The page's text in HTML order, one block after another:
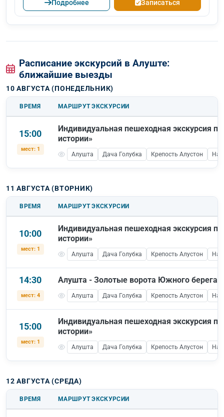
Подробнее Записаться
Расписание экскурсий в Алуште:
ближайшие выезды
10 АВГУСТА (ПОНЕДЕЛЬНИК)
ВРЕМЯ МАРШРУТ ЭКСКУРСИИ
15:00
мест: 1
Индивидуальная пешеходная экскурсия
истории»
Алушта Дача Голубка Крепость Алустон
11 АВГУСТА (ВТОРНИК)
ВРЕМЯ МАРШРУТ ЭКСКУРСИИ
10:00
мест: 1
Индивидуальная пешеходная экскурсия
истории»
Алушта Дача Голубка Крепость Алустон
14:30
мест: 4
Алушта - Золотые ворота Южного берега
Алушта Дача Голубка Крепость Алустон
15:00
мест: 1
Индивидуальная пешеходная экскурсия
истории»
Алушта Дача Голубка Крепость Алустон
12 АВГУСТА (СРЕДА)
ВРЕМЯ МАРШРУТ ЭКСКУРСИИ